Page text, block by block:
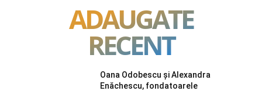
ADAUGATE
RECENT
Oana Odobescu și Alexandra
Enăchescu, fondatoarele